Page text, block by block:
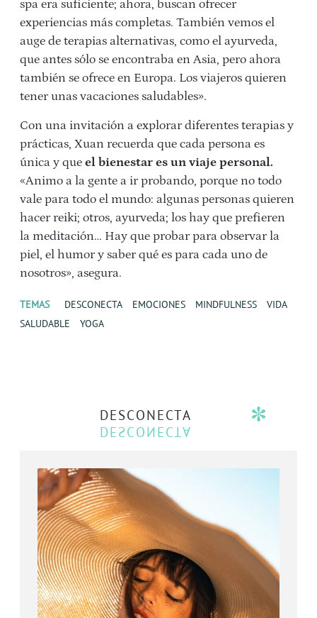
spa era suficiente; ahora, buscan ofrecer
experiencias más completas. También vemos el
auge de terapias alternativas, como el ayurveda,
que antes sólo se encontraba en Asia, pero ahora
también se ofrece en Europa. Los viajeros quieren
tener unas vacaciones saludables».
Con una invitación a explorar diferentes terapias y
prácticas, Xuan recuerda que cada persona es
única y que el bienestar es un viaje personal.
«Animo a la gente a ir probando, porque no todo
vale para todo el mundo: algunas personas quieren
hacer reiki; otros, ayurveda; los hay que prefieren
la meditación… Hay que probar para observar la
piel, el humor y saber qué es para cada uno de
nosotros», asegura.
TEMAS DESCONECTA EMOCIONES MINDFULNESS
VIDA
SALUDABLE
YOGA
DESCONECTA